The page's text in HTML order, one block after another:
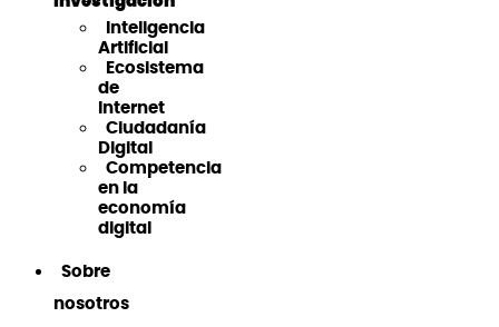
Inteligencia
Artificial
Ecosistema
de
Internet
Ciudadanía
Digital
Competencia
en la
economía
digital
Sobre
nosotros